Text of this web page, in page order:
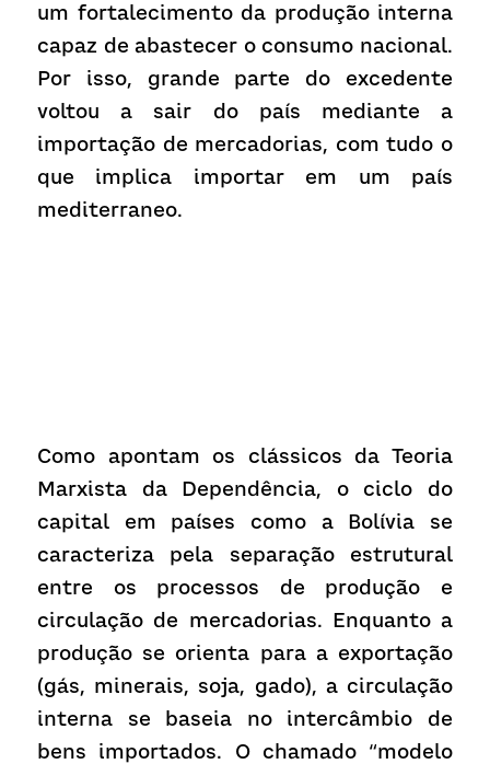
um fortalecimento da produção interna
capaz de abastecer o consumo nacional.
Por isso, grande parte do excedente
voltou a sair do país mediante a
importação de mercadorias, com tudo o
que implica importar em um país
mediterraneo.
Como apontam os clássicos da Teoria
Marxista da Dependência, o ciclo do
capital em países como a Bolívia se
caracteriza pela separação estrutural
entre os processos de produção e
circulação de mercadorias. Enquanto a
produção se orienta para a exportação
(gás, minerais, soja, gado), a circulação
interna se baseia no intercâmbio de
bens importados. O chamado “modelo